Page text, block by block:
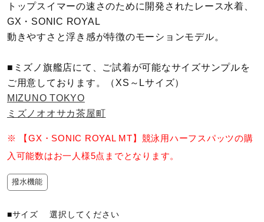
陸上競技
卓球
ソフトボール
ウィンタースポーツ
トップスイマーの速さのために開発されたレース水着、
GX・SONIC ROYAL
動きやすさと浮き感が特徴のモーションモデル。
■ミズノ旗艦店にて、ご試着が可能なサイズサンプルを
ご用意しております。（XS～Lサイズ）
MIZUNO TOKYO
ミズノオオサカ茶屋町
※ 【GX・SONIC ROYAL MT】競泳用ハーフスパッツの購
入可能数はお一人様5点までとなります。
撥水機能
■サイズ選択してください